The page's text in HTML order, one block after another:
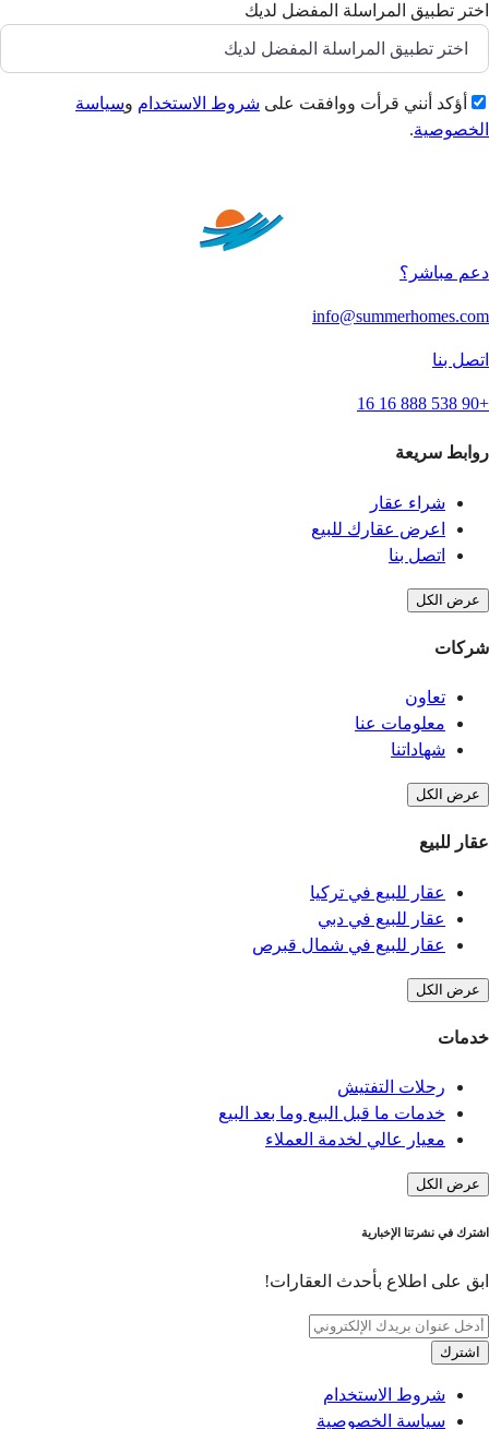
اختر تطبيق المراسلة المفضل لديك
أؤكد أنني قرأت ووافقت على شروط الاستخدام وسياسة
الخصوصية.
دعم مباشر؟
info@summerhomes.com
اتصل بنا
+90 538 888 16 16
روابط سريعة
شراء عقار
اعرض عقارك للبيع
اتصل بنا
عرض الكل
شركات
تعاون
معلومات عنا
شهاداتنا
عرض الكل
عقار للبيع
عقار للبيع في تركيا
عقار للبيع في دبي
عقار للبيع في شمال قبرص
عرض الكل
خدمات
رحلات التفتيش
خدمات ما قبل البيع وما بعد البيع
معيار عالي لخدمة العملاء
عرض الكل
اشترك في نشرتنا الإخبارية
ابق على اطلاع بأحدث العقارات!
اشترك
شروط الاستخدام
سياسة الخصوصية